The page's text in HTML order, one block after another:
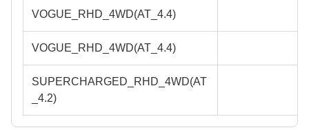
VOGUE_RHD_4WD(AT_4.4)
VOGUE_RHD_4WD(AT_4.4)
SUPERCHARGED_RHD_4WD(AT
_4.2)